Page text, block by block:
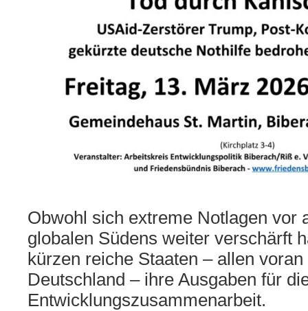
Obwohl sich extreme Notlagen vor
globalen Südens weiter verschärft
kürzen reiche Staaten – allen
Deutschland – ihre Ausgaben für
Entwicklungszusammenarbeit.